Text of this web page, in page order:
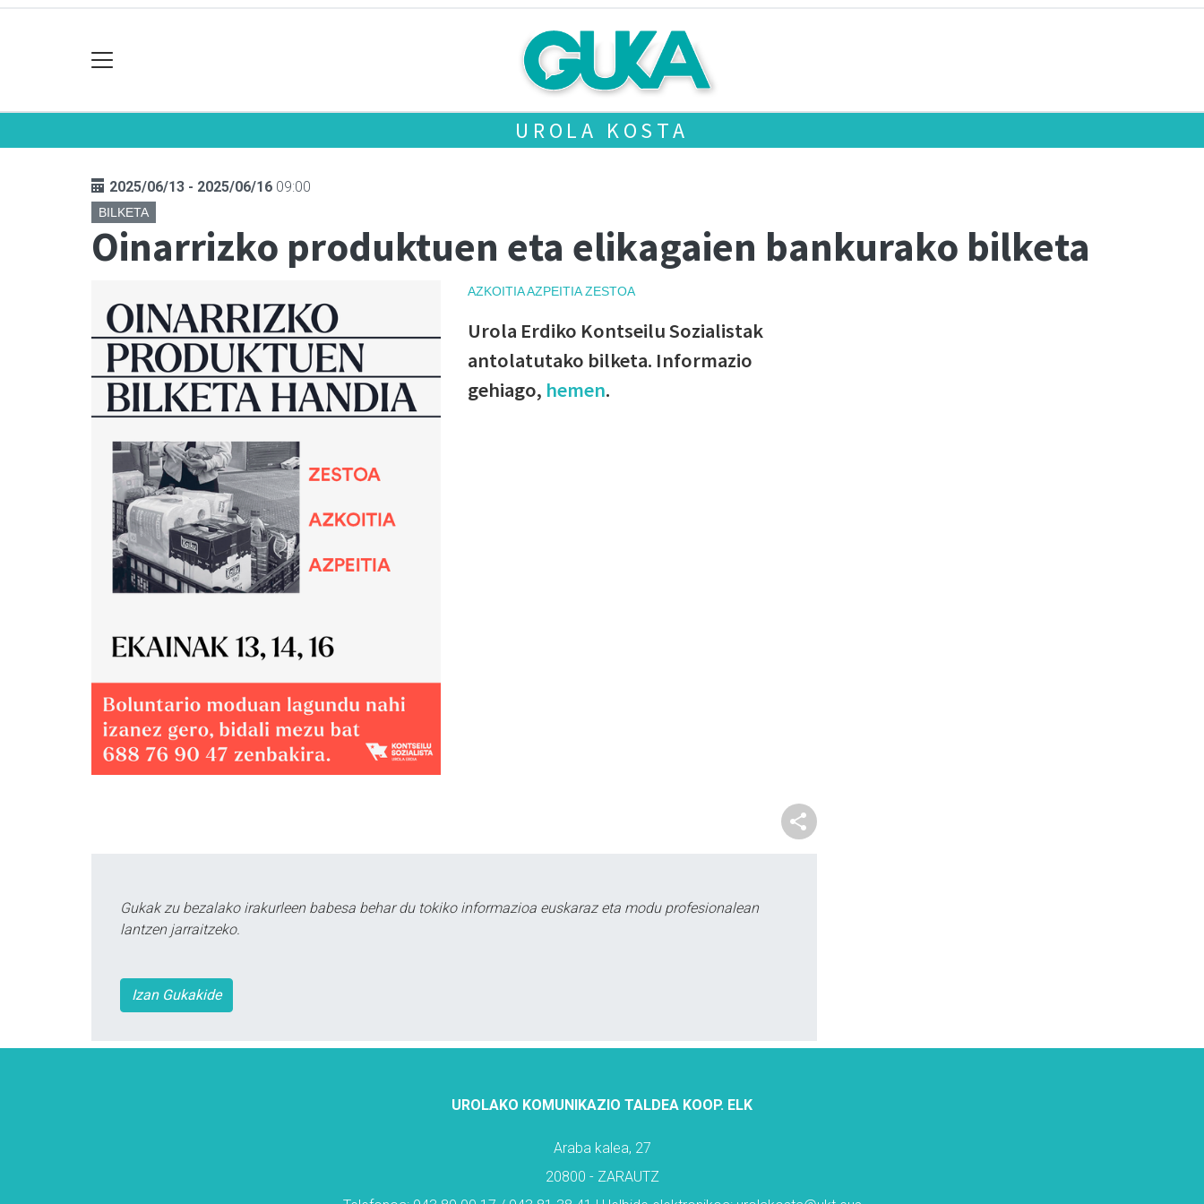
UROLA KOSTA
2025/06/13 - 2025/06/16 09:00
BILKETA
Oinarrizko produktuen eta elikagaien bankurako bilketa
AZKOITIAAZPEITIA ZESTOA
Urola Erdiko Kontseilu Sozialistak
antolatutako bilketa. Informazio
gehiago, hemen.
Gukak zu bezalako irakurleen babesa behar du tokiko informazioa euskaraz eta modu profesionalean
lantzen jarraitzeko.
Izan Gukakide
UROLAKO KOMUNIKAZIO TALDEA KOOP. ELK
Araba kalea, 27
20800 - ZARAUTZ